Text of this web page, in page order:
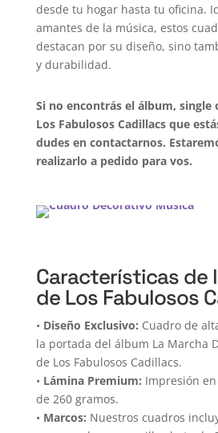
desde tu hogar hasta tu oficina.
amantes de la música, estos
destacan por su diseño, sino
y durabilidad.
Si no encontrás el álbum, single
Los Fabulosos Cadillacs que
dudes en contactarnos.
realizarlo a pedido para vos.
Características de
de Los Fabulosos
• Diseño Exclusivo: Cuadro de
la portada del álbum La Marcha
de Los Fabulosos Cadillacs.
• Lámina Premium: Impresión
de 260 gramos.
• Marcos: Nuestros cuadros